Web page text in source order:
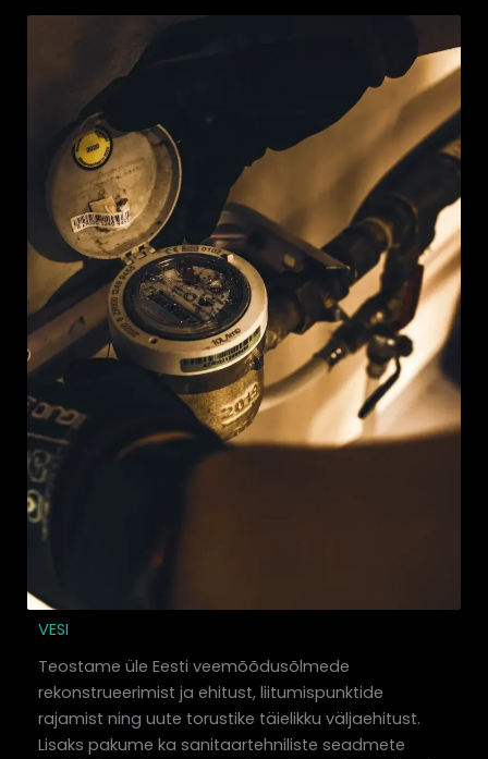
VESI
Teostame üle Eesti veemõõdusõlmede
rekonstrueerimist ja ehitust, liitumispunktide
rajamist ning uute torustike täielikku väljaehitust.
Lisaks pakume ka sanitaartehniliste seadmete